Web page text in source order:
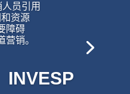
员引用
资源
障碍
营销。
INVESP